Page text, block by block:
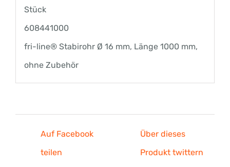
Stück
608441000
fri-line® Stabirohr Ø 16 mm, Länge 1000 mm,
ohne Zubehör
Auf Facebook
teilen
Über dieses
Produkt twittern